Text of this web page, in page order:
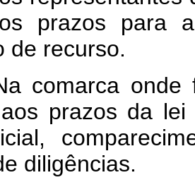
prazos para
de recurso.
comarca onde
prazos da
diligências.